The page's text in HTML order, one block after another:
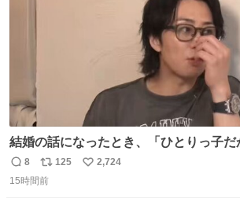
結婚の話になったとき、「ひとりっ子だ
間に一族が潰える」「死ぬとき1人とか
望は"ある"って答えたものの、結局「（
返
信
8
リ
ポ
125
い
2,724
15時間前